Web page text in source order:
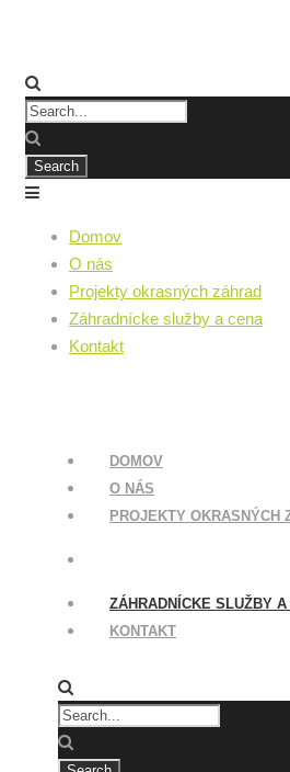
Domov
O nás
Projekty okrasných záhrad
Záhradnícke služby a cena
Kontakt
DOMOV
O NÁS
PROJEKTY OKRASNÝCH
ZÁHRADNÍCKE SLUŽBY A
KONTAKT